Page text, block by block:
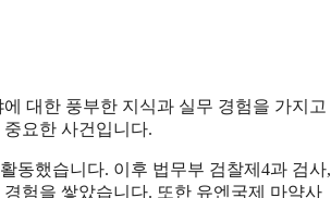
대한 풍부한 지식과 실무 경험을 가지고
요한 사건입니다.
동했습니다. 이후 법무부 검찰제4과 검사,
험을 쌓았습니다. 또한 유엔국제 마약사